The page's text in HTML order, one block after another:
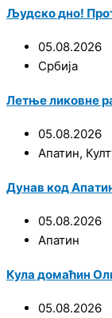
Људско дно!
05.08.2026
Србија
Летње ликовне
05.08.2026
Апатин,
Дунав код
05.08.2026
Апатин
Кула домаћин
05.08.2026